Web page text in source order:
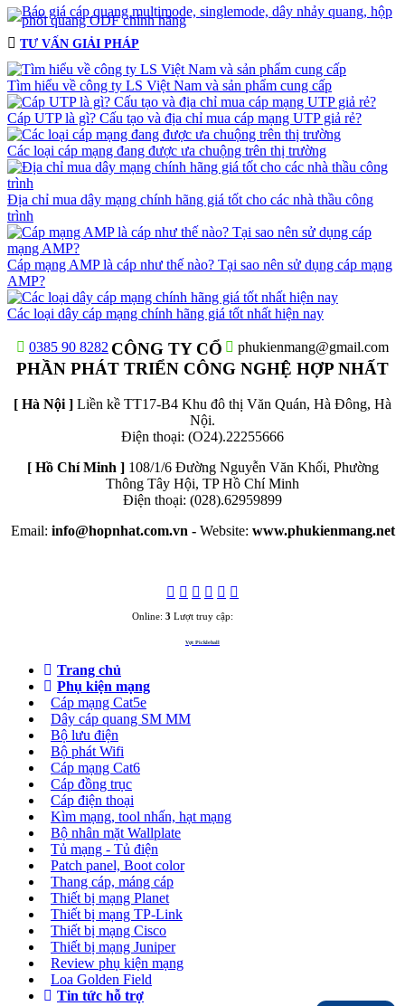
TƯ VẤN GIẢI PHÁP
Tìm hiểu về công ty LS Việt Nam và sản phẩm cung cấp
Cáp UTP là gì? Cấu tạo và địa chỉ mua cáp mạng UTP giả rẻ?
Các loại cáp mạng đang được ưa chuộng trên thị trường
Địa chỉ mua dây mạng chính hãng giá tốt cho các nhà thầu công
trình
Cáp mạng AMP là cáp như thế nào? Tại sao nên sử dụng cáp mạng
AMP?
Các loại dây cáp mạng chính hãng giá tốt nhất hiện nay
0385 90 8282 phukienmang@gmail.com
CÔNG TY CỔ
PHẦN PHÁT TRIỂN CÔNG NGHỆ HỢP NHẤT
[ Hà Nội ] Liền kề TT17-B4 Khu đô thị Văn Quán, Hà Đông, Hà
Nội.
Điện thoại: (O24).22255666
[ Hồ Chí Minh ]108/1/6 Đường Nguyễn Văn Khối, Phường
Thông Tây Hội, TP Hồ Chí Minh
Điện thoại: (028).62959899
Email: info@hopnhat.com.vn - Website: www.phukienmang.net
Online: 3 Lượt truy cập:
Vợt Pickleball
Trang chủ
Phụ kiện mạng
Cáp mạng Cat5e
Dây cáp quang SM MM
Bộ lưu điện
Bộ phát Wifi
Cáp mạng Cat6
Cáp đồng trục
Cáp điện thoại
Kìm mạng, tool nhấn, hạt mạng
Bộ nhân mặt Wallplate
Tủ mạng - Tủ điện
Patch panel, Boot color
Thang cáp, máng cáp
Thiết bị mạng Planet
Thiết bị mạng TP-Link
Thiết bị mạng Cisco
Thiết bị mạng Juniper
Review phụ kiện mạng
Loa Golden Field
Tin tức hỗ trợ